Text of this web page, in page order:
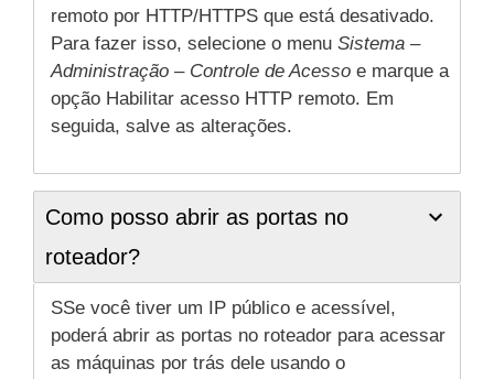
remoto por HTTP/HTTPS que está desativado.
Para fazer isso, selecione o menu Sistema –
Administração – Controle de Acesso e marque a
opção Habilitar acesso HTTP remoto. Em
seguida, salve as alterações.
Como posso abrir as portas no
roteador?
SSe você tiver um IP público e acessível,
poderá abrir as portas no roteador para acessar
as máquinas por trás dele usando o